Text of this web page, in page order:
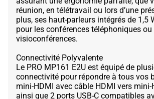
réunion, en télétravail ou lors d’une
plus, ses haut-parleurs intégrés de 1,5
pour les conférences téléphoniques ou
visioconférences.
Connectivité Polyvalente
Le PRO MP161 E2U est équipé de
connectivité pour répondre à tous vos
mini-HDMI avec câble HDMI vers
ainsi que 2 ports USB-C compatibles